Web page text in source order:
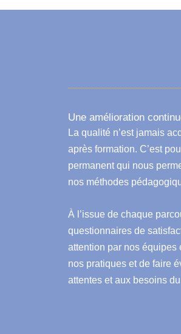
Une amélioration
La qualité n’est jamais
après formation. C’est
permanent qui nous
nos méthodes
À l’issue de chaque
questionnaires de
attention par nos équipes
nos pratiques et de faire
attentes et aux besoins